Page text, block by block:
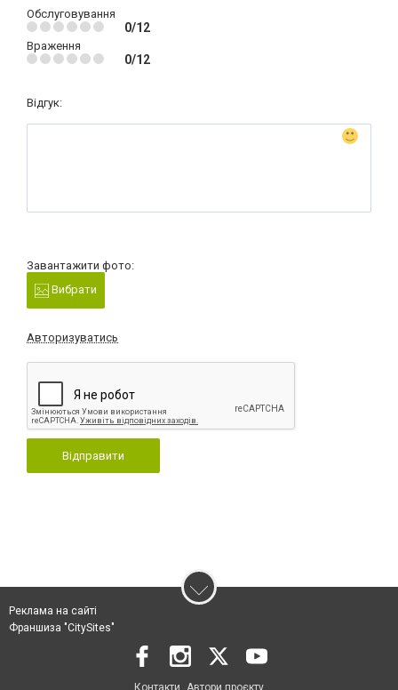
Обслуговування
0/12
Враження
0/12
Відгук:
Завантажити фото:
Вибрати
Авторизуватись
Відправити
Реклама на сайті
Франшиза "CitySites"
Контакти Автори проєкту